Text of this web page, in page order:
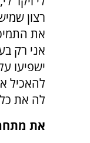
רצון
את
אני רק
ישפיעו
להאכיל
לה את
את